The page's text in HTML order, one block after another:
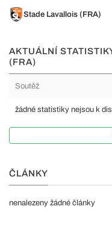
Stade Lavallois (FRA)
AKTUÁLNÍ
(FRA)
Soutěž
žádné statistiky nejsou k
ČLÁNKY
nenalezeny žádné články